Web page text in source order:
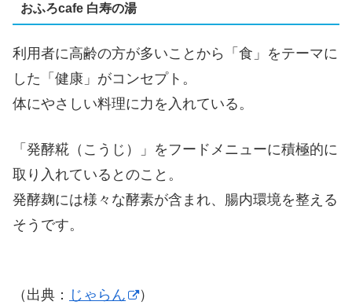
おふろcafe 白寿の湯
利用者に高齢の方が多いことから「食」をテーマに
した「健康」がコンセプト。
体にやさしい料理に力を入れている。
「発酵糀（こうじ）」をフードメニューに積極的に
取り入れているとのこと。
発酵麹には様々な酵素が含まれ、腸内環境を整える
そうです。
（出典： じゃらん ）